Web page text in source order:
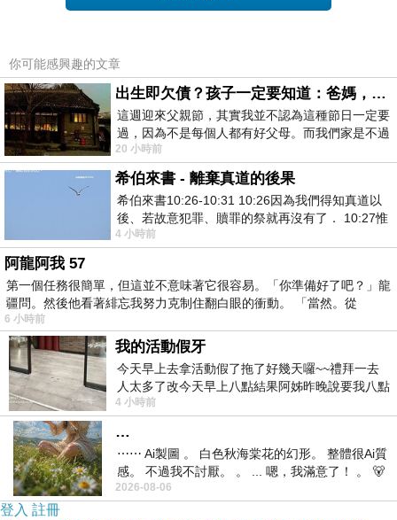
你可能感興趣的文章
出生即欠債？孩子一定要知道：爸媽，其實我不欠你們
這週迎來父親節，其實我並不認為這種節日一定要
過，因為不是每個人都有好父母。而我們家是不過
節的，平時也沒什麼儀式感，生活趨近冷
20 小時前
希伯來書 - 離棄真道的後果
希伯來書10:26-10:31 10:26因為我們得知真道以
後、若故意犯罪、贖罪的祭就再沒有了． 10:27惟
有戰懼等候審判和那燒滅眾敵人的烈火
4 小時前
阿龍阿我 57
第一個任務很簡單，但這並不意味著它很容易。「你準備好了吧？」龍
疆問。然後他看著緋忘我努力克制住翻白眼的衝動。 「當然。從
6 小時前
我的活動假牙
今天早上去拿活動假了拖了好幾天囉~~禮拜一去
人太多了改今天早上八點結果阿姊昨晚說要我八點
去西螺農會~回到莿桐都8點半多了
4 小時前
…
⋯⋯ Ai製圖 。 白色秋海棠花的幻形。 整體很Ai質
感。 不過我不討厭。 。 ... 嗯，我滿意了！ 。 🐻
昨中
2026-08-06
登入 註冊